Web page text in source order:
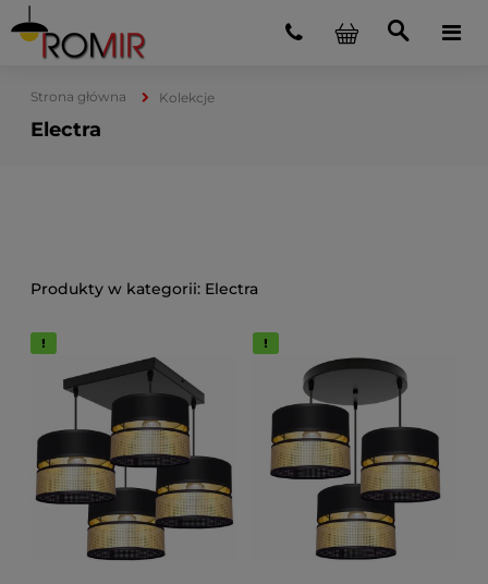
Strona główna Kolekcje
Electra
Electra